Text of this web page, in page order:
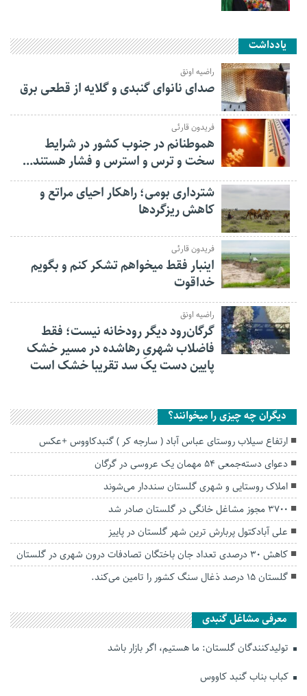
یادداشت
راضیه اونق
صدای نانوای گنبدی و گلایه از قطعی برق
فریدون قارئی
هموطنانم در جنوب کشور در شرایط
سخت و ترس و استرس و فشار هستند…
شترداری بومی؛ راهکار احیای مراتع و
کاهش ریزگردها
فریدون قارئی
اینبار فقط میخواهم تشکر کنم و بگویم
خداقوت
راضیه اونق
گرگان‌رود دیگر رودخانه نیست؛ فقط
فاضلاب شهریِ رهاشده در مسیر خشک
پایین دست یک سد تقریبا خشک است
دیگران چه چیزی را میخوانند؟
ارتفاع سیلاب روستای عباس آباد ( سارجه کر ) گنبدکاووس +عکس
دعوای دسته‌جمعی ۵۴ مهمان یک عروسی در گرگان
املاک روستایی و شهری گلستان سنددار می‌شوند
۳۷۰۰ مجوز مشاغل خانگی در گلستان صادر شد
علی آبادکتول پربارش ترین شهر گلستان در پاییز
کاهش ۳۰ درصدی تعداد جان باختگان تصادفات درون شهری در گلستان
گلستان ۱۵ درصد ذغال سنگ کشور را تامین می‌کند.
معرفی مشاغل گنبدی
تولیدکنندگان گلستان: ما هستیم، اگر بازار باشد
کباب بناب گنبد کاووس